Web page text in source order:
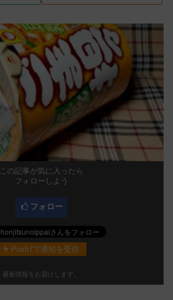
この記事が気に入ったら
フォローしよう
フォロー
Push7で通知を受信
最新情報をお届けします。